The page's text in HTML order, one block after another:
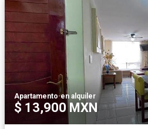
Apartamento·en alquiler
$ 13,900 MXN